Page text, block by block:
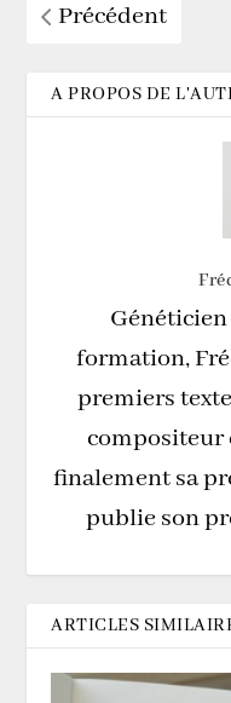
Précédent
A PROPOS DE
formation,
premiers
compositeur
finalement sa
publie son
ARTICLES